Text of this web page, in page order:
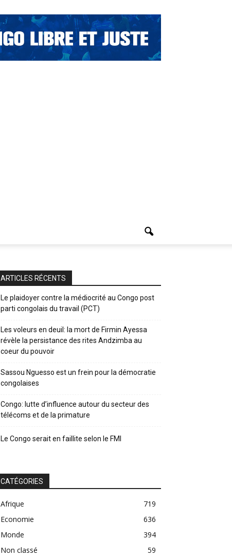
ARTICLES RÉCENTS
Le plaidoyer contre la médiocrité au Congo post
parti congolais du travail (PCT)
Les voleurs en deuil: la mort de Firmin Ayessa
révèle la persistance des rites Andzimba au
coeur du pouvoir
Sassou Nguesso est un frein pour la démocratie
congolaises
Congo: lutte d’influence autour du secteur des
télécoms et de la primature
Le Congo serait en faillite selon le FMI
CATÉGORIES
Afrique
719
Economie
636
Monde
394
Non classé
59